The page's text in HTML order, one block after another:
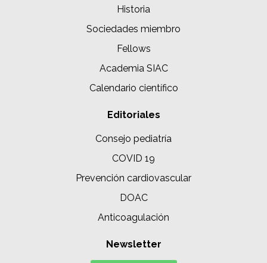
Historia
Sociedades miembro
Fellows
Academia SIAC
Calendario científico
Editoriales
Consejo pediatría
COVID 19
Prevención cardiovascular
DOAC
Anticoagulación
Newsletter